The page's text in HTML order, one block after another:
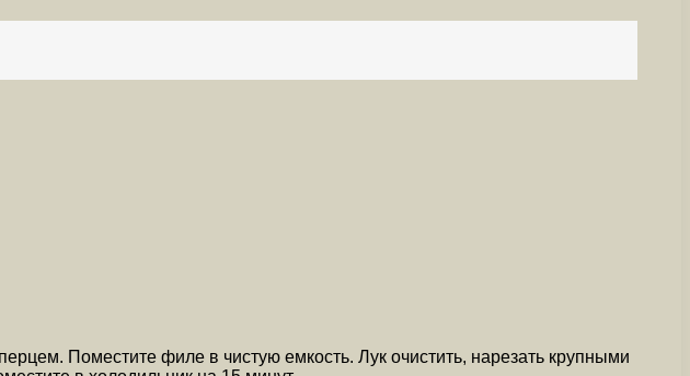
Поместите филе в чистую емкость. Лук очистить, нарезать крупными